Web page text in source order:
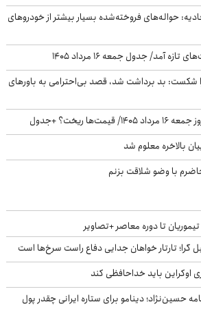
حواله‌های فروخته‌شده بسیار بیشتر از خودروهای
آمد/ جدول جمعه ۱۶ مرداد ۱۴۰۵
بد برداشت شد، قصد بی‌احترامی به باورهای
ریخت؟ +جدول
بالاخره معلوم شد
با وضو شلاقت بزنم
گرا؛ تارتار خواهان جدایی دفاع راست سرخ‌ها است
اوکراین باید خداحافظی کند
حسین‌نژاد؛ دینامو برای ستاره ایرانی چقدر پول